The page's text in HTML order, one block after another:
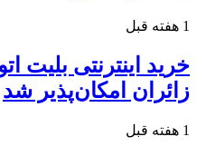
1 هفته قبل
خرید اینترنتی بلیت
زائران امکان‌پذیر شد
1 هفته قبل